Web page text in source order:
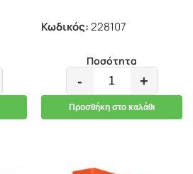
Κωδικός:228107
Ποσότητα
- +
Προσθήκη στο καλάθι